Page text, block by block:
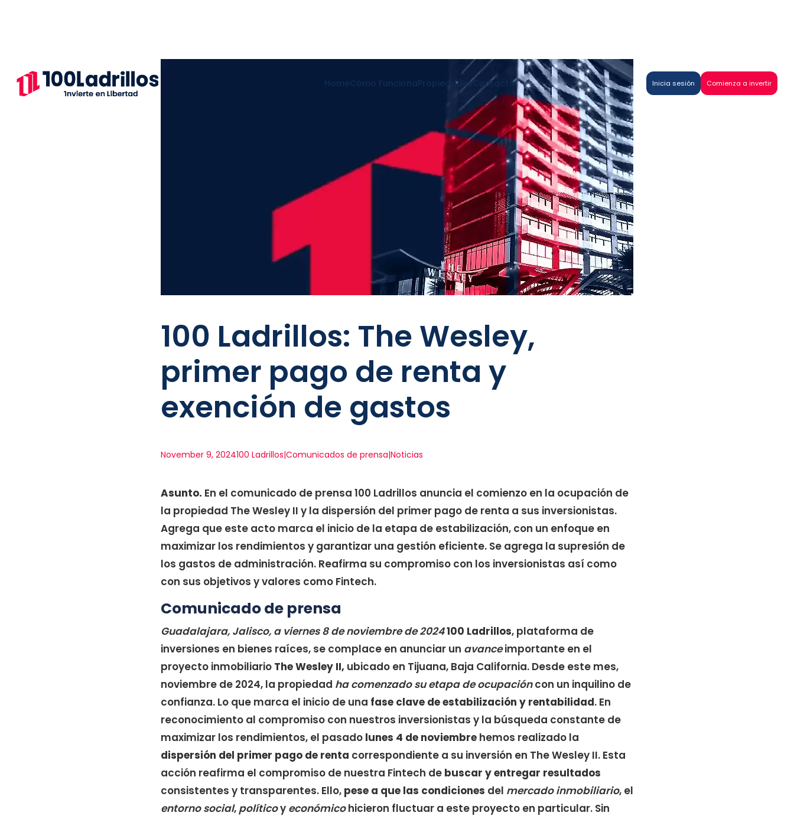
HomeCómo FuncionaPropiedadesContacto Inicia sesión Comienza a invertir
100 Ladrillos: The Wesley,
primer pago de renta y
exención de gastos
November 9, 2024100 Ladrillos|Comunicados de prensa|Noticias
Asunto. En el comunicado de prensa 100 Ladrillos anuncia el comienzo en la ocupación de
la propiedad The Wesley II y la dispersión del primer pago de renta a sus inversionistas.
Agrega que este acto marca el inicio de la etapa de estabilización, con un enfoque en
maximizar los rendimientos y garantizar una gestión eficiente. Se agrega la supresión de
los gastos de administración. Reafirma su compromiso con los inversionistas así como
con sus objetivos y valores como Fintech.
Comunicado de prensa
Guadalajara, Jalisco, a viernes 8 de noviembre de 2024100 Ladrillos, plataforma de
inversiones en bienes raíces, se complace en anunciar un avanceimportante en el
proyecto inmobiliario The Wesley II, ubicado en Tijuana, Baja California. Desde este mes,
noviembre de 2024, la propiedad ha comenzado su etapa de ocupacióncon un inquilino de
confianza. Lo que marca el inicio de una fase clave de estabilización y rentabilidad. En
reconocimiento al compromiso con nuestros inversionistas y la búsqueda constante de
maximizar los rendimientos, el pasado lunes 4 de noviembre hemos realizado la
dispersión del primer pago de renta correspondiente a su inversión en The Wesley II. Esta
acción reafirma el compromiso de nuestra Fintech de buscar y entregar resultados
consistentes y transparentes. Ello, pese a que las condiciones del mercado inmobiliario, el
entorno social, políticoy económicohicieron fluctuar a este proyecto en particular. Sin